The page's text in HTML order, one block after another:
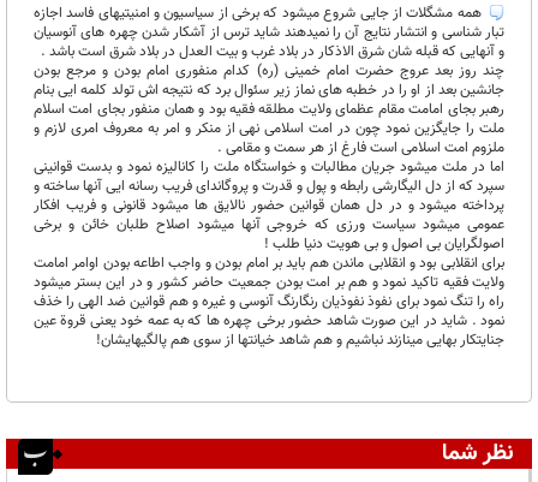
همه مشگلات از جایی شروع میشود که برخی از سیاسیون و امنیتیهای فاسد اجازه
تبار شناسی و انتشار نتایج آن را نمیدهند شاید ترس از آشکار شدن چهره های آنوسیان
و آنهایی که قبله شان شرق الاذکار در بلاد غرب و بیت العدل در بلاد شرق است باشد .
چند روز بعد عروج حضرت امام خمینی (ره) کدام منفوری امام بودن و مرجع بودن
جانشین بعد از او را در خطبه های نماز زیر سئوال برد که نتیجه اش تولد کلمه ایی بنام
رهبر بجای امامت مقام عظمای ولایت مطلقه فقیه بود و همان منفور بجای امت اسلام
ملت را جایگزین نمود چون در امت اسلامی نهی از منکر و امر به معروف امری لازم و
ملزوم امت اسلامی است فارغ از هر سمت و مقامی .
اما در ملت میشود جریان مطالبات و خواستگاه ملت را کانالیزه نمود و بدست قوانینی
سپرد که از دل الیگارشی رابطه و پول و قدرت و پروگاندای فریب رسانه ایی آنها ساخته و
پرداخته میشود و در دل همان قوانین حضور نالایق ها میشود قانونی و فریب افکار
عمومی میشود سیاست ورزی که خروجی آنها میشود اصلاح طلبان خائن و برخی
اصولگرایان بی اصول و بی هویت دنیا طلب !
برای انقلابی بود و انقلابی ماندن هم باید بر امام بودن و واجب اطاعه بودن اوامر امامت
ولایت فقیه تاکید نمود و هم بر امت بودن جمعیت حاضر کشور و در این بستر میشود
راه را تنگ نمود برای نفوذ نفوذیان رنگارنگ آنوسی و غیره و هم قوانین ضد الهی را خذف
نمود . شاید در این صورت شاهد حضور برخی چهره ها که به عمه خود یعنی قروة عین
جنایتکار بهایی مینازند نباشیم و هم شاهد خیانتها از سوی هم پالگیهایشان!
نظر شما